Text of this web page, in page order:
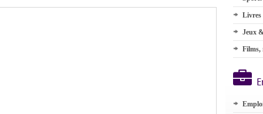
Livres
Jeux
Films,